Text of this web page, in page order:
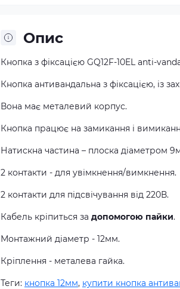
Опис
Кнопка з фіксацією GQ12F-10EL anti-
Кнопка антивандальна з фіксацією, із
Вона має металевий корпус.
Кнопка працює на замикання і
Натискна частина – плоска діаметром
2 контакти - для увімкнення/вимкнення.
2 контакти для підсвічування від 220В.
Кабель кріпиться за допомогою пайки.
Монтажний діаметр - 12мм.
Кріплення - металева гайка.
Теги: кнопка 12мм, купити кнопка